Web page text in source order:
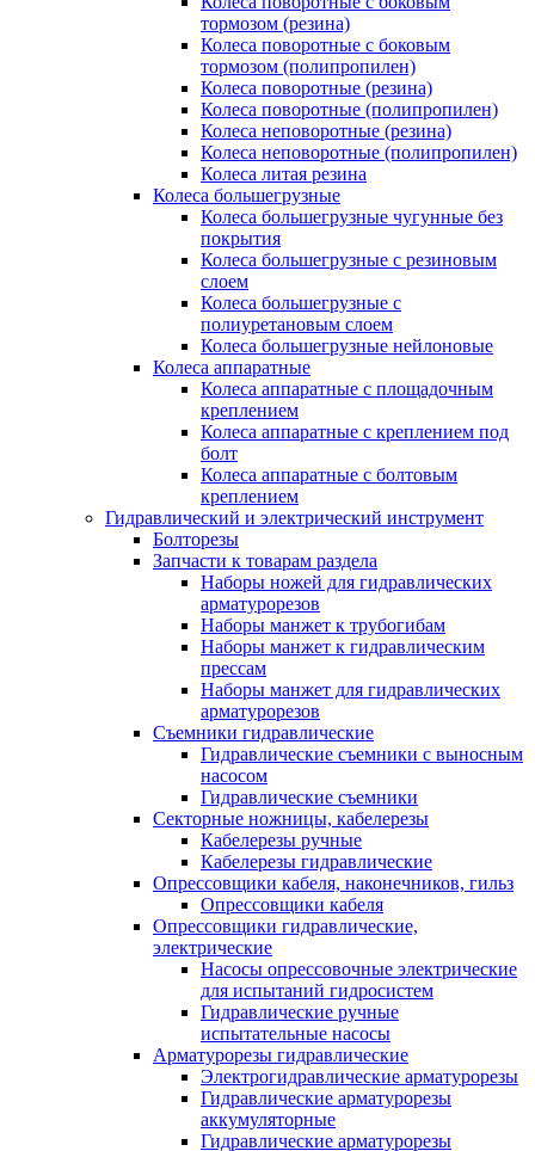
тормозом (резина)
Колеса поворотные c боковым
тормозом (полипропилен)
Колеса поворотные (резина)
Колеса поворотные (полипропилен)
Колеса неповоротные (резина)
Колеса неповоротные (полипропилен)
Колеса литая резина
Колеса большегрузные
Колеса большегрузные чугунные без
покрытия
Колеса большегрузные с резиновым
слоем
Колеса большегрузные с
полиуретановым слоем
Колеса большегрузные нейлоновые
Колеса аппаратные
Колеса аппаратные с площадочным
креплением
Колеса аппаратные с креплением под
болт
Колеса аппаратные с болтовым
креплением
Гидравлический и электрический инструмент
Болторезы
Запчасти к товарам раздела
Наборы ножей для гидравлических
арматурорезов
Наборы манжет к трубогибам
Наборы манжет к гидравлическим
прессам
Наборы манжет для гидравлических
арматурорезов
Съемники гидравлические
Гидравлические cъемники с выносным
насосом
Гидравлические съемники
Секторные ножницы, кабелерезы
Кабелерезы ручные
Кабелерезы гидравлические
Опрессовщики кабеля, наконечников, гильз
Опрессовщики кабеля
Опрессовщики гидравлические,
электрические
Насосы опрессовочные электрические
для испытаний гидросистем
Гидравлические ручные
испытательные насосы
Арматурорезы гидравлические
Электрогидравлические арматурорезы
Гидравлические арматурорезы
аккумуляторные
Гидравлические арматурорезы